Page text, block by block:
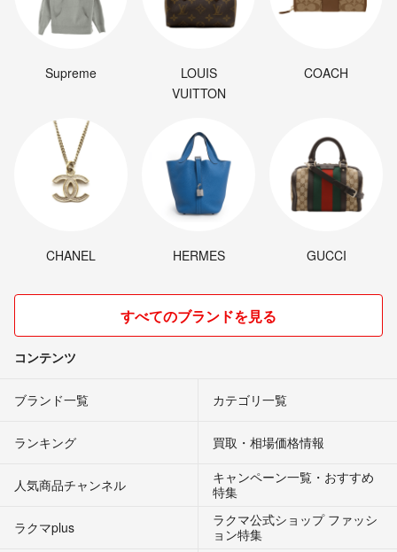
Supreme
LOUIS
VUITTON
COACH
CHANEL HERMES GUCCI
すべてのブランドを見る
コンテンツ
ブランド一覧 カテゴリ一覧
ランキング 買取・相場価格情報
人気商品チャンネル
キャンペーン一覧・おすすめ
特集
ラクマplus
ラクマ公式ショップ ファッシ
ョン特集